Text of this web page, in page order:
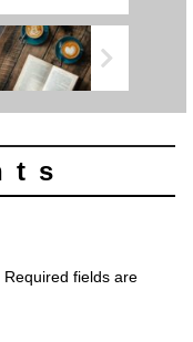
Required fields are